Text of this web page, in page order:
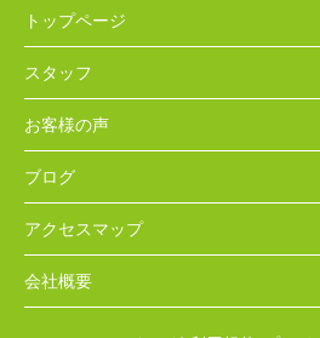
トップページ
スタッフ
お客様の声
ブログ
アクセスマップ
会社概要